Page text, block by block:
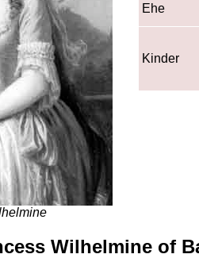
Ehe
Kinder
Wilhelmine of